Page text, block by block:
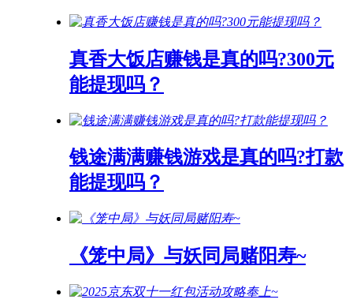
真香大饭店赚钱是真的吗?300元
能提现吗？
钱途满满赚钱游戏是真的吗?打款
能提现吗？
《笼中局》与妖同局赌阳寿~